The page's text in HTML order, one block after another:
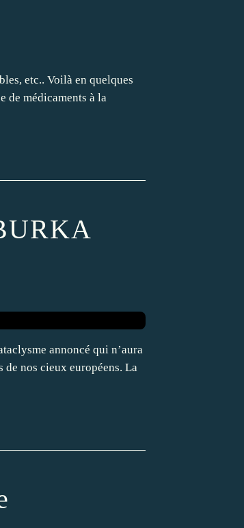
etc.. Voilà en quelques
de médicaments à la
annoncé qui n’aura
nos cieux européens. La